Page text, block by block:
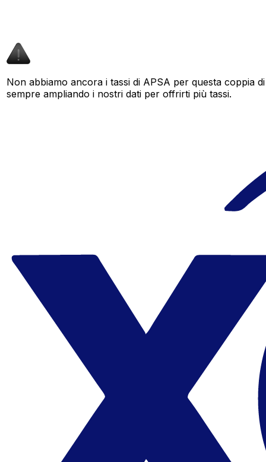
Non abbiamo ancora i tassi di APSA per questa coppia
sempre ampliando i nostri dati per offrirti più tassi.